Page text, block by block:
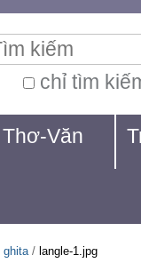
chỉ tìm
Thơ-Văn
ghita / langle-1.jpg